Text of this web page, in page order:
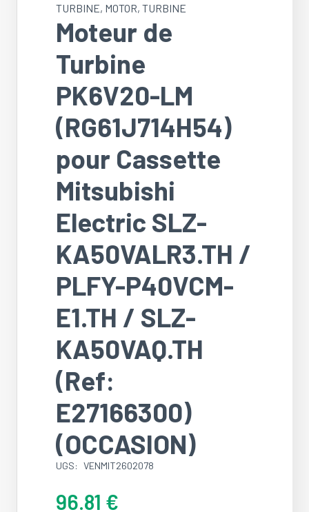
TURBINE, MOTOR, TURBINE
Moteur de
Turbine
PK6V20-LM
(RG61J714H54)
pour Cassette
Mitsubishi
Electric SLZ-
KA50VALR3.TH /
PLFY-P40VCM-
E1.TH / SLZ-
KA50VAQ.TH
(Ref:
E27166300)
(OCCASION)
UGS: VENMIT2602078
96.81 €